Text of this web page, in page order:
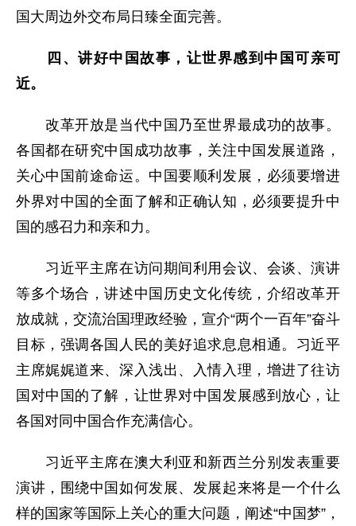
国大周边外交布局日臻全面完善。
四、讲好中国故事，让世界感到中国可亲可
近。
改革开放是当代中国乃至世界最成功的故事。
各国都在研究中国成功故事，关注中国发展道路，
关心中国前途命运。中国要顺利发展，必须要增进
外界对中国的全面了解和正确认知，必须要提升中
国的感召力和亲和力。
习近平主席在访问期间利用会议、会谈、演讲
等多个场合，讲述中国历史文化传统，介绍改革开
放成就，交流治国理政经验，宣介“两个一百年”奋斗
目标，强调各国人民的美好追求息息相通。习近平
主席娓娓道来、深入浅出、入情入理，增进了往访
国对中国的了解，让世界对中国发展感到放心，让
各国对同中国合作充满信心。
习近平主席在澳大利亚和新西兰分别发表重要
演讲，围绕中国如何发展、发展起来将是一个什么
样的国家等国际上关心的重大问题，阐述“中国梦”，